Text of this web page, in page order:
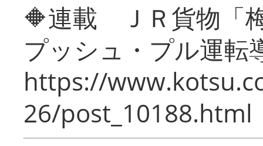
🔶連載 ＪＲ貨物「
プッシュ・プル運転
https://
26/post_10188.html